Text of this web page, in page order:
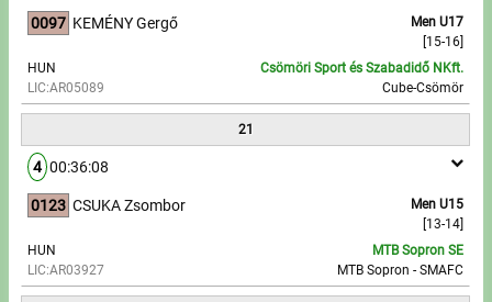
0097
Men U17
[15-16]
KEMÉNY Gergő
HUN
LIC:AR05089
Csömöri Sport és Szabadidő NKft.
Cube-Csömör
21
4 00:36:08
0123
Men U15
[13-14]
CSUKA Zsombor
HUN
LIC:AR03927
MTB Sopron SE
MTB Sopron - SMAFC